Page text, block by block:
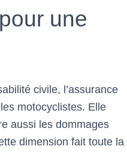
une
civile, l’assurance
motocyclistes. Elle
aussi les dommages
dimension fait toute la